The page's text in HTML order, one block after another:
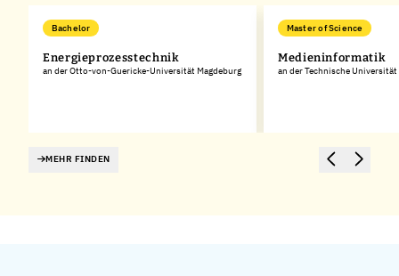
Bachelor
Energieprozesstechnik
an der Otto-von-Guericke-Universität Magdeburg
Master of Science
Medieninformatik
an der Technische Universität
MEHR FINDEN